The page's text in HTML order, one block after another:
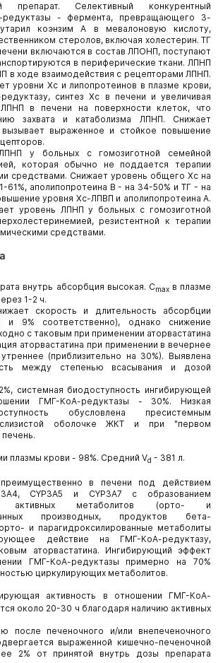
препарат. Селективный конкурентный
редуктазы - фермента, превращающего 3-
коэнзим А в мевалоновую кислоту,
стеролов, включая холестерин. ТГ
включаются в состав ЛПОНП, поступают
в периферические ткани. ЛПНП
в ходе взаимодействия с рецепторами ЛПНП.
уровни Хс и липопротеинов в плазме крови,
синтез Хс в печени и увеличивая
в печени на поверхности клеток, что
захвата и катаболизма ЛПНП. Снижает
выраженное и стойкое повышение
у больных с гомозиготной семейной
которая обычно не поддается терапии
средствами. Снижает уровень общего Хс на
61%, аполипопротеина В - на 34-50% и ТГ - на
уровня Хс-ЛПВП и аполипопротеина А.
уровень ЛПНП у больных с гомозиготной
резистентной к терапии
средствами.
внутрь абсорбция высокая. Cmaxв плазме
1-2 ч.
скорость и длительность абсорбции
и 9% соответственно), однако снижение
с таковым при применении аторвастатина
аторвастатина при применении в вечернее
(приблизительно на 30%). Выявлена
между степенью всасывания и дозой
системная биодоступность ингибирующей
ГМГ-КоА-редуктазы - 30%. Низкая
обусловлена пресистемным
оболочке ЖКТ и при "первом
плазмы крови - 98%. Средний Vd - 381 л.
преимущественно в печени под действием
CYP3A5 и CYP3A7 с образованием
активных метаболитов (орто- и
производных, продуктов бета-
и парагидроксилированные метаболиты
действие на ГМГ-КоА-редуктазу,
аторвастатина. Ингибирующий эффект
ГМГ-КоА-редуктазы примерно на 70%
циркулирующих метаболитов.
активность в отношении ГМГ-КоА-
около 20-30 ч благодаря наличию активных
после печеночного и/или внепеченочного
выраженной кишечно-печеночной
2% от принятой внутрь дозы препарата